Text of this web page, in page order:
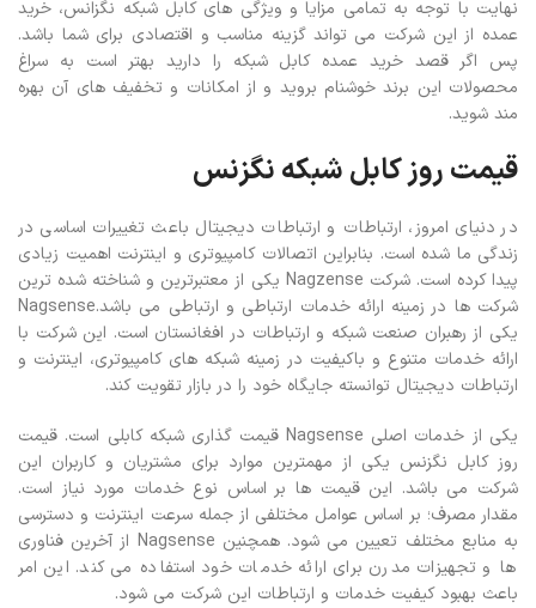
نهایت با توجه به تمامی مزایا و ویژگی های کابل شبکه نگزانس، خرید
عمده از این شرکت می تواند گزینه مناسب و اقتصادی برای شما باشد.
پس اگر قصد خرید عمده کابل شبکه را دارید بهتر است به سراغ
محصولات این برند خوشنام بروید و از امکانات و تخفیف های آن بهره
مند شوید.
قیمت روز کابل شبکه نگزنس
در دنیای امروز، ارتباطات و ارتباطات دیجیتال باعث تغییرات اساسی در
زندگی ما شده است. بنابراین اتصالات کامپیوتری و اینترنت اهمیت زیادی
پیدا کرده است. شرکت Nagzense یکی از معتبرترین و شناخته شده ترین
شرکت ها در زمینه ارائه خدمات ارتباطی و ارتباطی می باشد.Nagsense
یکی از رهبران صنعت شبکه و ارتباطات در افغانستان است. این شرکت با
ارائه خدمات متنوع و باکیفیت در زمینه شبکه های کامپیوتری، اینترنت و
ارتباطات دیجیتال توانسته جایگاه خود را در بازار تقویت کند.
یکی از خدمات اصلی Nagsense قیمت گذاری شبکه کابلی است. قیمت
روز کابل نگزنس یکی از مهمترین موارد برای مشتریان و کاربران این
شرکت می باشد. این قیمت ها بر اساس نوع خدمات مورد نیاز است.
مقدار مصرف؛ بر اساس عوامل مختلفی از جمله سرعت اینترنت و دسترسی
به منابع مختلف تعیین می شود. همچنین Nagsense از آخرین فناوری
ها و تجهیزات مدرن برای ارائه خدمات خود استفاده می کند. این امر
باعث بهبود کیفیت خدمات و ارتباطات این شرکت می شود.